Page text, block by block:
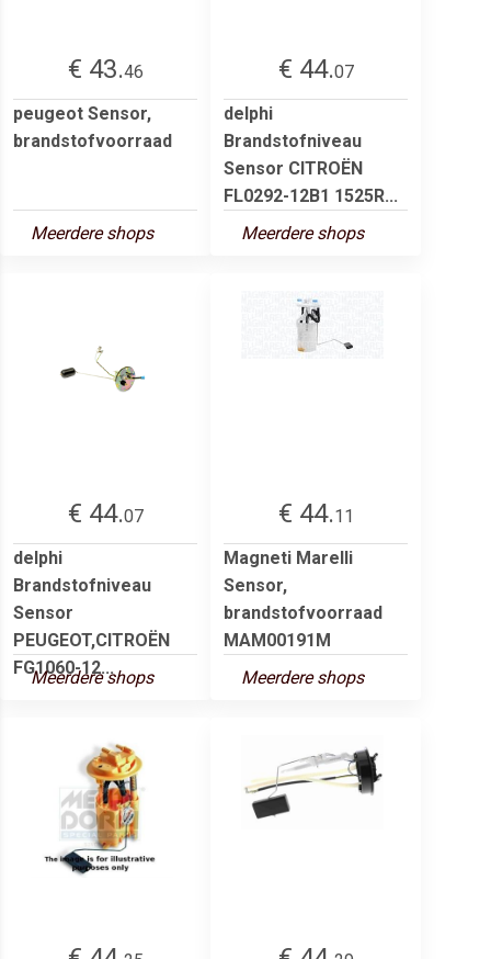
€ 43.46
peugeot Sensor,
brandstofvoorraad
Meerdere shops
€ 44.07
delphi
Brandstofniveau
Sensor CITROËN
FL0292-12B1 1525R...
Meerdere shops
€ 44.07
delphi
Brandstofniveau
Sensor
PEUGEOT,CITROËN
FG1060-12...
Meerdere shops
€ 44.11
Magneti Marelli
Sensor,
brandstofvoorraad
MAM00191M
Meerdere shops